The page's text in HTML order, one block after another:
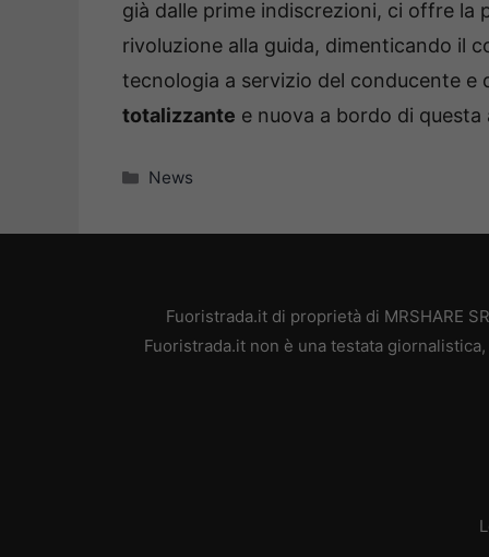
già dalle prime indiscrezioni, ci offre la
rivoluzione alla guida, dimenticando il
tecnologia a servizio del conducente e
totalizzante e nuova a bordo di questa
Categorie
News
Fuoristrada.it di proprietà di MRSHARE
Fuoristrada.it non è una testata